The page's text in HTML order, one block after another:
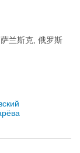
萨兰斯克, 俄罗斯